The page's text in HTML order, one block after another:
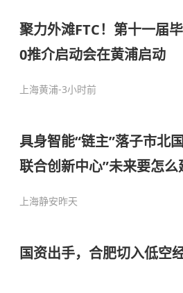
聚力外滩FTC！第十一届
0推介启动会在黄浦启动
上海黄浦-3小时前
具身智能“链主”落子市北
联合创新中心”未来要怎么
上海静安昨天
国资出手，合肥切入低空